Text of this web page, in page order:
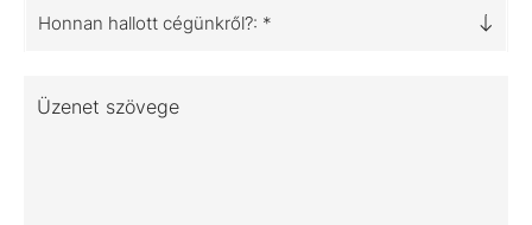
Honnan hallott cégünkről?: *
Üzenet szövege